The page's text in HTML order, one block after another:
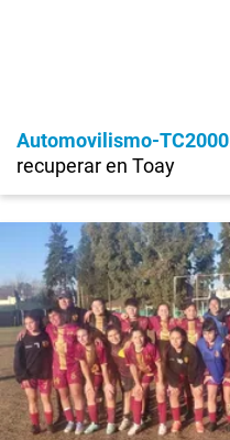
Automovilismo-TC2000
recuperar en Toay